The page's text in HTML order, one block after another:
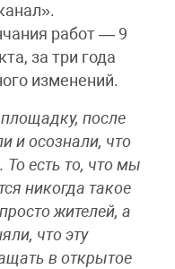
работ — 9
за три года
изменений.
после
и осознали, что
есть то, что мы
никогда такое
жителей, а
что эту
в открытое